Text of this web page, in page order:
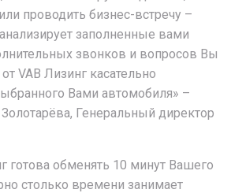
проводить бизнес-встречу –
заполненные вами
звонков и вопросов Вы
VAB Лизинг касательно
Вами автомобиля» –
Генеральный директор
готова обменять 10 минут Вашего
столько времени занимает